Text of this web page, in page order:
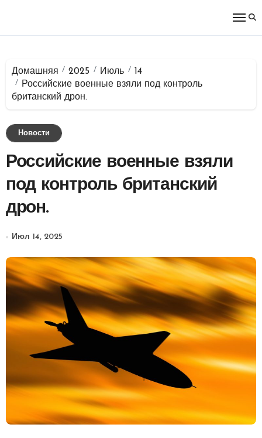
Домашняя 2025 Июль
14
Российские военные взяли под контроль
британский дрон.
Новости
Российские военные взяли
под контроль британский
дрон.
Июл 14, 2025